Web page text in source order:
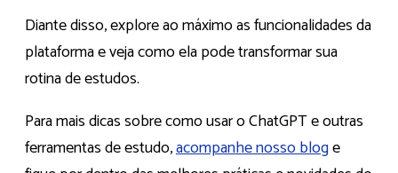
Diante disso, explore ao máximo as funcionalidades da
plataforma e veja como ela pode transformar sua
rotina de estudos.
Para mais dicas sobre como usar o ChatGPT e outras
ferramentas de estudo,acompanhe nosso bloge